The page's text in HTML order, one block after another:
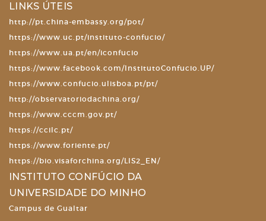
LINKS ÚTEIS
http://pt.china-embassy.org/pot/
https://www.uc.pt/instituto-confucio/
https://www.ua.pt/en/iconfucio
https://www.facebook.com/InstitutoConfucio.UP/
https://www.confucio.ulisboa.pt/pt/
http://observatoriodachina.org/
https://www.cccm.gov.pt/
https://ccilc.pt/
https://www.foriente.pt/
https://bio.visaforchina.org/LIS2_EN/
INSTITUTO CONFÚCIO DA
UNIVERSIDADE DO MINHO
Campus de Gualtar